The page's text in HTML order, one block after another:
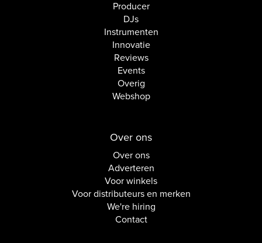
Producer
DJs
Instrumenten
Innovatie
Reviews
Events
Overig
Webshop
Over ons
Over ons
Adverteren
Voor winkels
Voor distributeurs en merken
We're hiring
Contact